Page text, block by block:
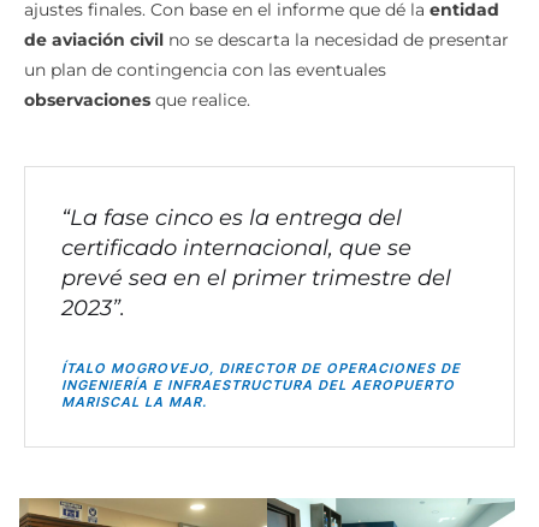
evaluación, la DGAC emitirá lasrecomendacionesy
ajustes finales. Con base en el informe que dé la entidad
de aviación civilno se descarta la necesidad de presentar
un plan de contingencia con las eventuales
“La fase cinco es la entrega del
certificado internacional, que se
prevé sea en el primer trimestre del
ÍTALO MOGROVEJO, DIRECTOR DE OPERACIONES DE